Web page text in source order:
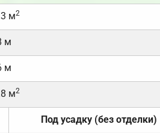
м2
м
м
м2
Под усадку (без отделки)